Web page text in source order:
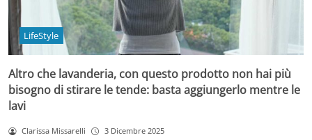
LifeStyle
Altro che lavanderia, con questo prodotto non hai più
bisogno di stirare le tende: basta aggiungerlo mentre le
lavi
Clarissa Missarelli 3 Dicembre 2025